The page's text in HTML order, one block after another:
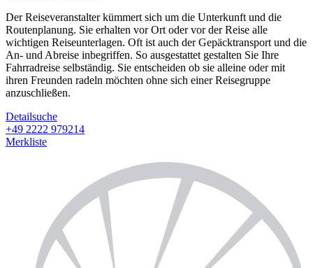
Der Reiseveranstalter kümmert sich um die Unterkunft und die
Routenplanung. Sie erhalten vor Ort oder vor der Reise alle
wichtigen Reiseunterlagen. Oft ist auch der Gepäcktransport und die
An- und Abreise inbegriffen. So ausgestattet gestalten Sie Ihre
Fahrradreise selbständig. Sie entscheiden ob sie alleine oder mit
ihren Freunden radeln möchten ohne sich einer Reisegruppe
anzuschließen.
Detailsuche
+49 2222 979214
Merkliste